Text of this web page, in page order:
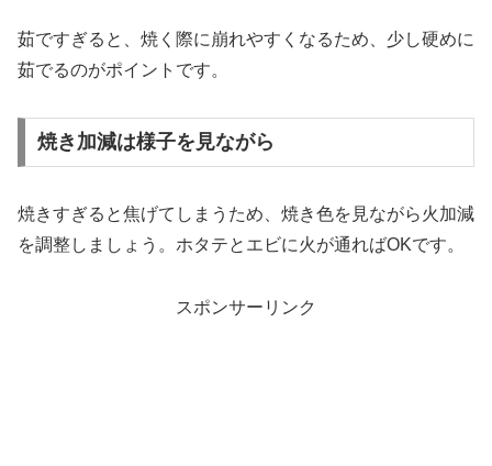
茹ですぎると、焼く際に崩れやすくなるため、少し硬めに
茹でるのがポイントです。
焼き加減は様子を見ながら
焼きすぎると焦げてしまうため、焼き色を見ながら火加減
を調整しましょう。ホタテとエビに火が通ればOKです。
スポンサーリンク